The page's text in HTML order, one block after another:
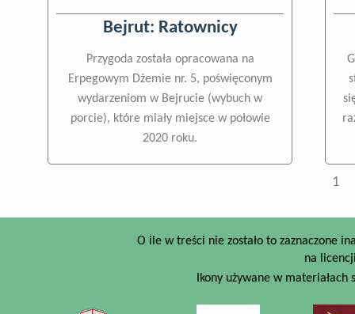
Bejrut: Ratownicy
Przygoda została opracowana na
Erpegowym Dżemie nr. 5, poświęconym
wydarzeniom w Bejrucie (wybuch w
porcie), które miały miejsce w połowie
2020 roku.
1
O ile w treści nie zostało to zaznaczone
na
Ikony używane w